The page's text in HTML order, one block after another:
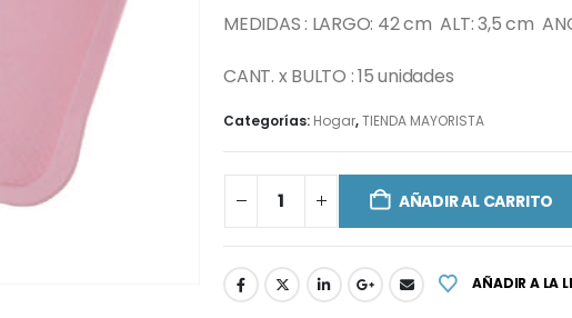
MEDIDAS : LARGO: 42 cm ALT: 3,5 cm
CANT. x BULTO : 15 unidades
Categorías: Hogar,TIENDA MAYORISTA
AÑADIR AL CARRITO
AÑADIR A LA